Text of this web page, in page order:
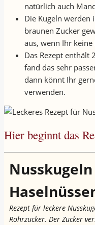
natürlich auch
Die Kugeln werden
braunen Zucker
aus, wenn Ihr keine
Das Rezept enthält
fand das sehr
dann könnt Ihr
verwenden.
Hier beginnt das
Rezept für leckere
Rohrzucker. Der Zucker